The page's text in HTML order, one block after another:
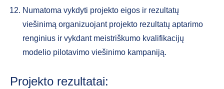
Numatoma vykdyti projekto eigos ir rezultatų
viešinimą organizuojant projekto rezultatų aptarimo
renginius ir vykdant meistriškumo kvalifikacijų
modelio pilotavimo viešinimo kampaniją.
Projekto rezultatai: